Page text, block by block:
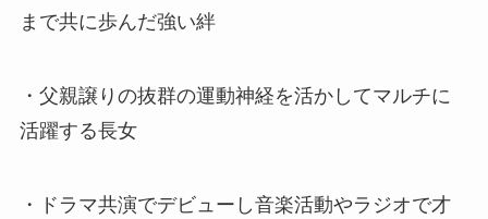
まで共に歩んだ強い絆
・父親譲りの抜群の運動神経を活かしてマルチに
活躍する長女
・ドラマ共演でデビューし音楽活動やラジオで才